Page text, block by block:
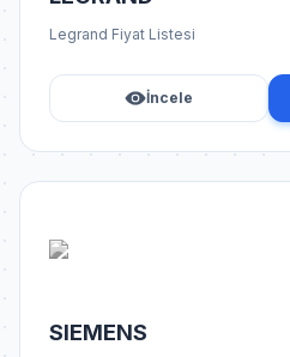
Legrand Fiyat Listesi
İncele
SIEMENS